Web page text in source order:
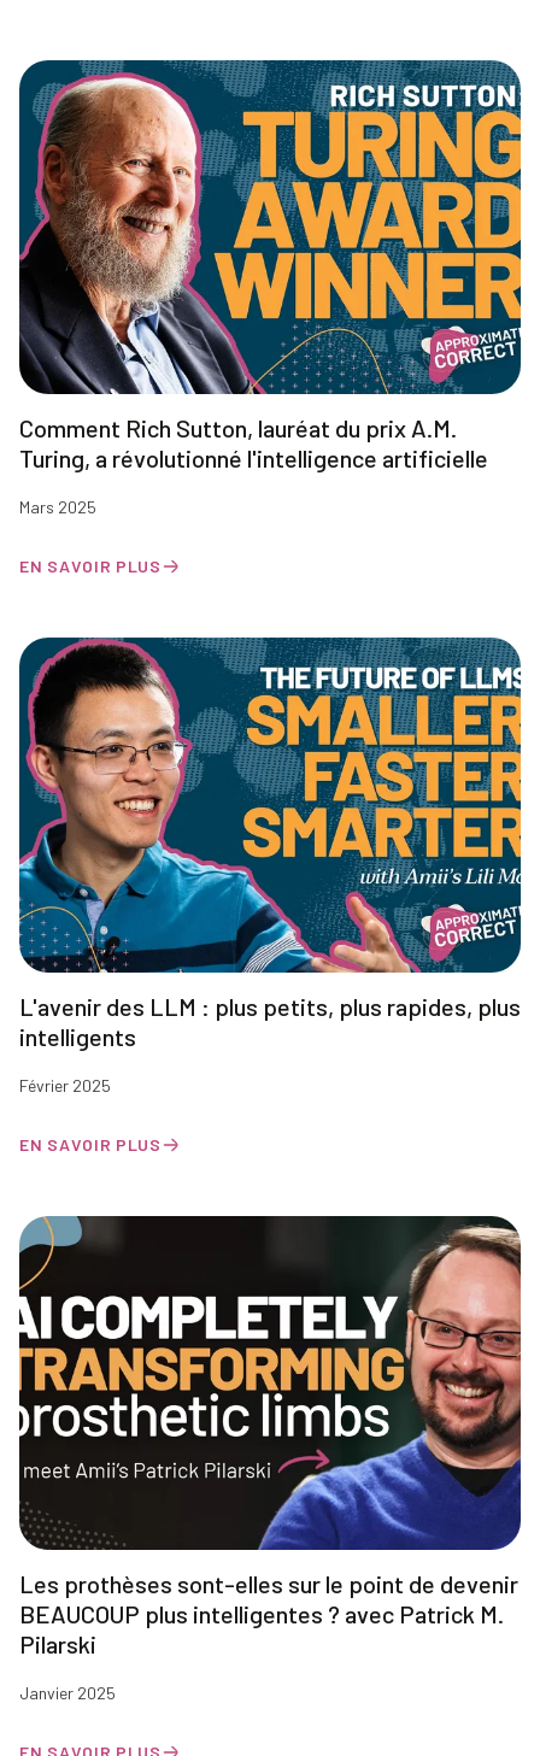
Comment Rich Sutton, lauréat du prix A.M.
Turing, a révolutionné l'intelligence artificielle
Mars 2025
EN SAVOIR PLUS
L'avenir des LLM : plus petits, plus rapides, plus
intelligents
Février 2025
EN SAVOIR PLUS
Les prothèses sont-elles sur le point de devenir
BEAUCOUP plus intelligentes ? avec Patrick M.
Pilarski
Janvier 2025